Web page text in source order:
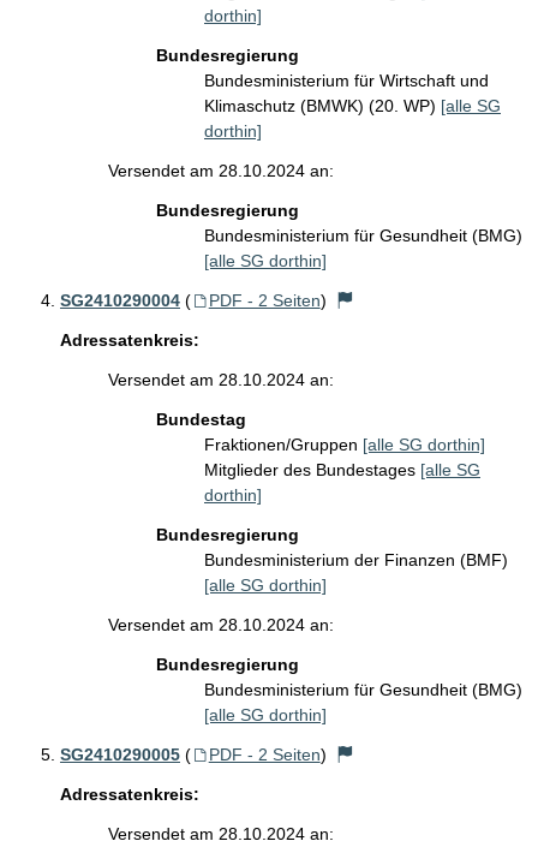
dorthin]
Bundesregierung
Bundesministerium für Wirtschaft und
Klimaschutz (BMWK) (20. WP) [alle SG
dorthin]
Versendet am 28.10.2024 an:
Bundesregierung
Bundesministerium für Gesundheit (BMG)
[alle SG dorthin]
SG2410290004 ( PDF - 2 Seiten)
Adressatenkreis:
Versendet am 28.10.2024 an:
Bundestag
Fraktionen/Gruppen [alle SG dorthin]
Mitglieder des Bundestages [alle SG
dorthin]
Bundesregierung
Bundesministerium der Finanzen (BMF)
[alle SG dorthin]
Versendet am 28.10.2024 an:
Bundesregierung
Bundesministerium für Gesundheit (BMG)
[alle SG dorthin]
SG2410290005 ( PDF - 2 Seiten)
Adressatenkreis:
Versendet am 28.10.2024 an: